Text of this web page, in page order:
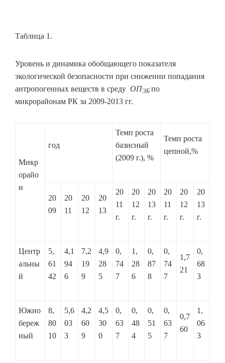
Таблица 1.
Уровень и динамика обобщающего показателя
экологической безопасности при снижении попадания
антропогенных веществ в среду ОПЭБ по
микрорайонам РК за 2009-2013 гг.
Микр
орайо
н
год
Темп роста
базисный
(2009 г.), %
Темп роста
цепной,%
20
09
20
11
20
12
20
13
20
11
г.
20
12
г.
20
13
г.
20
11
г.
20
12
г.
20
13
г.
Центр
альны
й
5,
61
42
4,1
94
6
7,2
19
9
4,9
28
5
0,
74
7
1,
28
6
0,
87
8
0,
74
7
1,7
21
0,
68
3
Южно
береж
ный
8,
80
10
5,6
03
3
4,2
60
9
4,5
30
0
0,
63
7
0,
48
4
0,
51
5
0,
63
7
0,7
60
1,
06
3